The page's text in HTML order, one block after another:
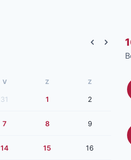
Previous
Next
V Z Z
31 1 2
7 8 9
14 15 16